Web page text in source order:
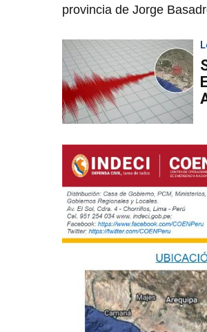
provincia de Jorge